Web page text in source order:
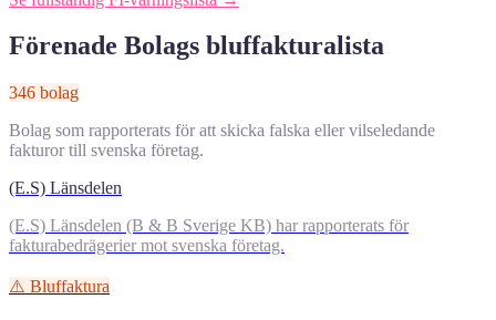
Förenade Bolags bluffakturalista
346 bolag
Bolag som rapporterats för att skicka falska eller vilseledande
fakturor till svenska företag.
(E.S) Länsdelen
(E.S) Länsdelen (B & B Sverige KB) har rapporterats för
fakturabedrägerier mot svenska företag.
⚠️ Bluffaktura